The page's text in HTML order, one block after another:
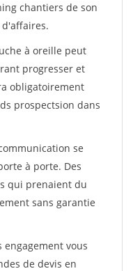
chantiers de son
à oreille peut
progresser et
obligatoirement
prospectsion dans
se
à porte. Des
qui prenaient du
sans garantie
vous
de devis en